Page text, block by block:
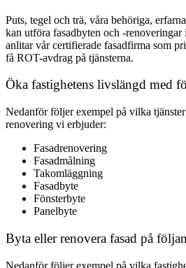
Puts, tegel och trä, våra behöriga,
kan utföra fasadbyten och -
anlitar vår certifierade fasadfirma som
få ROT-avdrag på tjänsterna.
Öka fastighetens livslängd med
Nedanför följer exempel på vilka
renovering vi erbjuder:
Fasadrenovering
Fasadmålning
Takomläggning
Fasadbyte
Fönsterbyte
Panelbyte
Byta eller renovera fasad på
Nedanför följer exempel på vilka